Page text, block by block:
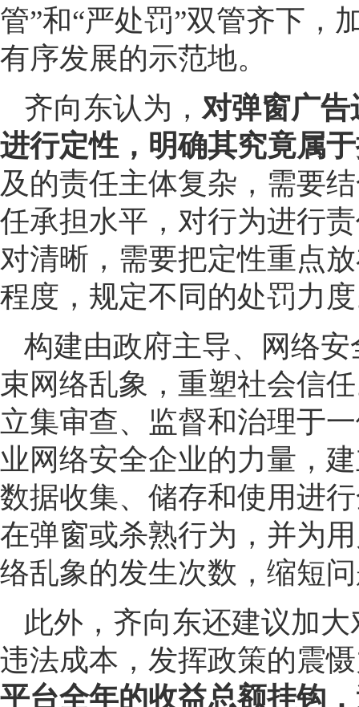
管”和“严处罚”双管齐下，
有序发展的示范地。
齐向东认为， 对弹窗广
进行定性，明确其究竟属
及的责任主体复杂，需要
任承担水平，对行为进行
对清晰，需要把定性重点
程度，规定不同的处罚力
构建由政府主导、网络
束网络乱象，重塑社会信
立集审查、监督和治理于
业网络安全企业的力量，
数据收集、储存和使用进
在弹窗或杀熟行为，并为
络乱象的发生次数，缩短
此外，齐向东还建议加
违法成本，发挥政策的震
平台全年的收益总额挂钩